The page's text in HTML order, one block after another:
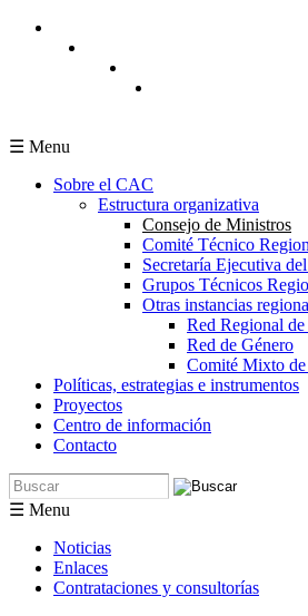
Pasar al contenido principal
☰ Menu
Sobre el CAC
Estructura organizativa
Consejo de Ministros
Comité Técnico
Secretaría Ejecutiva
Grupos Técnicos
Otras instancias
Red Regional
Red de Género
Comité Mixto
Políticas, estrategias e instrumentos
Proyectos
Centro de información
Contacto
Formulario de búsqueda
Buscar
☰ Menu
Noticias
Enlaces
Contrataciones y consultorías